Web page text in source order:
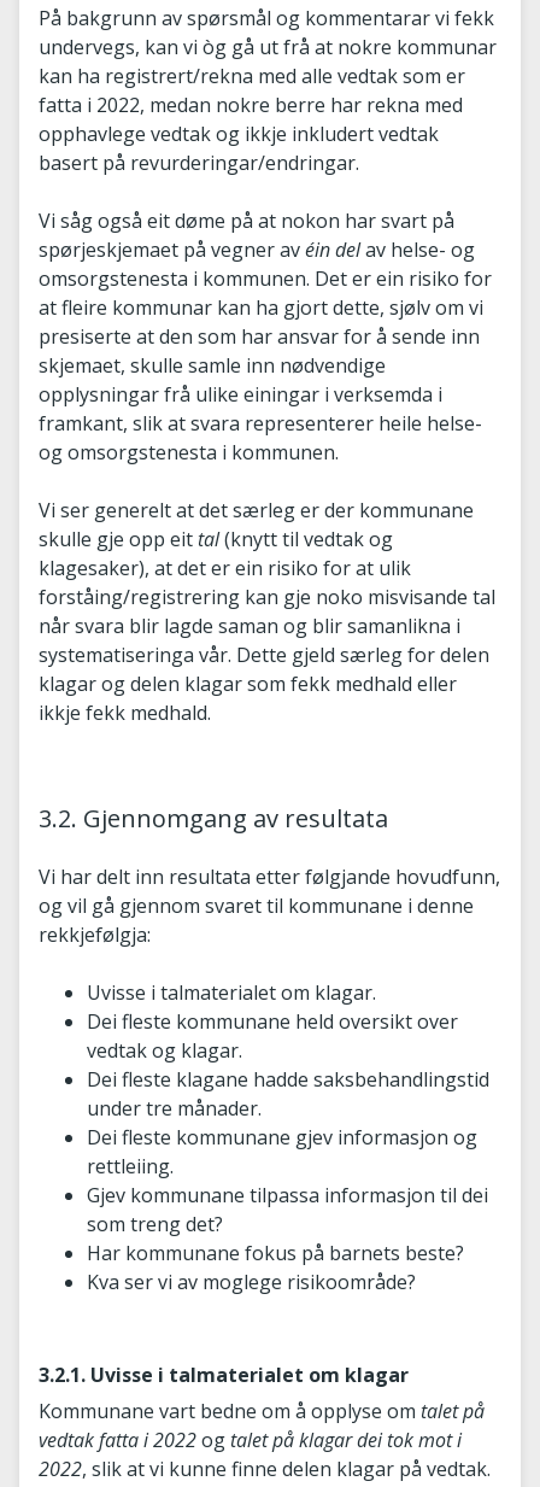
På bakgrunn av spørsmål og kommentarar vi fekk
undervegs, kan vi òg gå ut frå at nokre kommunar
kan ha registrert/rekna med alle vedtak som er
fatta i 2022, medan nokre berre har rekna med
opphavlege vedtak og ikkje inkludert vedtak
basert på revurderingar/endringar.
Vi såg også eit døme på at nokon har svart på
spørjeskjemaet på vegner avéin delav helse- og
omsorgstenesta i kommunen. Det er ein risiko for
at fleire kommunar kan ha gjort dette, sjølv om vi
presiserte at den som har ansvar for å sende inn
skjemaet, skulle samle inn nødvendige
opplysningar frå ulike einingar i verksemda i
framkant, slik at svara representerer heile helse-
og omsorgstenesta i kommunen.
Vi ser generelt at det særleg er der kommunane
skulle gje opp eit tal(knytt til vedtak og
klagesaker), at det er ein risiko for at ulik
forståing/registrering kan gje noko misvisande tal
når svara blir lagde saman og blir samanlikna i
systematiseringa vår. Dette gjeld særleg for delen
klagar og delen klagar som fekk medhald eller
ikkje fekk medhald.
3.2. Gjennomgang av resultata
Vi har delt inn resultata etter følgjande hovudfunn,
og vil gå gjennom svaret til kommunane i denne
rekkjefølgja:
Uvisse i talmaterialet om klagar.
Dei fleste kommunane held oversikt over
vedtak og klagar.
Dei fleste klagane hadde saksbehandlingstid
under tre månader.
Dei fleste kommunane gjev informasjon og
rettleiing.
Gjev kommunane tilpassa informasjon til dei
som treng det?
Har kommunane fokus på barnets beste?
Kva ser vi av moglege risikoområde?
3.2.1. Uvisse i talmaterialet om klagar
Kommunane vart bedne om å opplyse om talet på
vedtak fatta i 2022og talet på klagar dei tok mot i
2022, slik at vi kunne finne delen klagar på vedtak.